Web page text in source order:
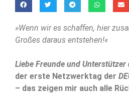
»Wenn wir es schaffen, hier
Großes daraus entstehen!«
Liebe Freunde und Unterstützer
der erste Netzwerktag der
– das zeigen mir auch alle